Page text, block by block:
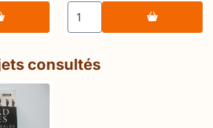
pour 💎 Sir Walter Ralegh's
Choisir la quantité pour
consultés